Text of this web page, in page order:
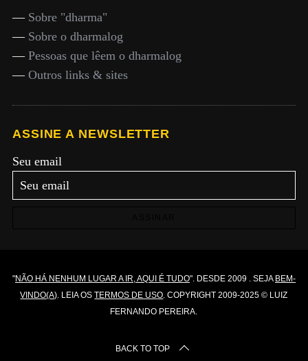
— Sobre "dharma"
— Sobre o dharmalog
— Pessoas que lêem o dharmalog
— Outros links & sites
ASSINE A NEWSLETTER
Seu email
"NÃO HÁ NENHUM LUGAR A IR, AQUI É TUDO". DESDE 2009 . SEJA BEM-
VINDO(A). LEIA OSTERMOS DE USO. COPYRIGHT 2009-2025 © LUIZ
FERNANDO PEREIRA.
BACK TO TOP